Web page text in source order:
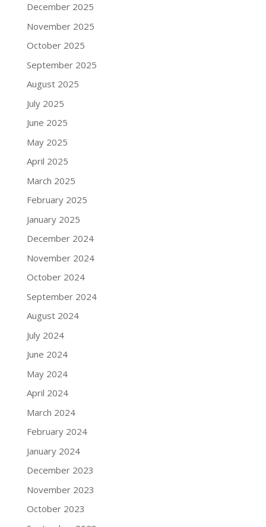
December 2025
November 2025
October 2025
September 2025
August 2025
July 2025
June 2025
May 2025
April 2025
March 2025
February 2025
January 2025
December 2024
November 2024
October 2024
September 2024
August 2024
July 2024
June 2024
May 2024
April 2024
March 2024
February 2024
January 2024
December 2023
November 2023
October 2023